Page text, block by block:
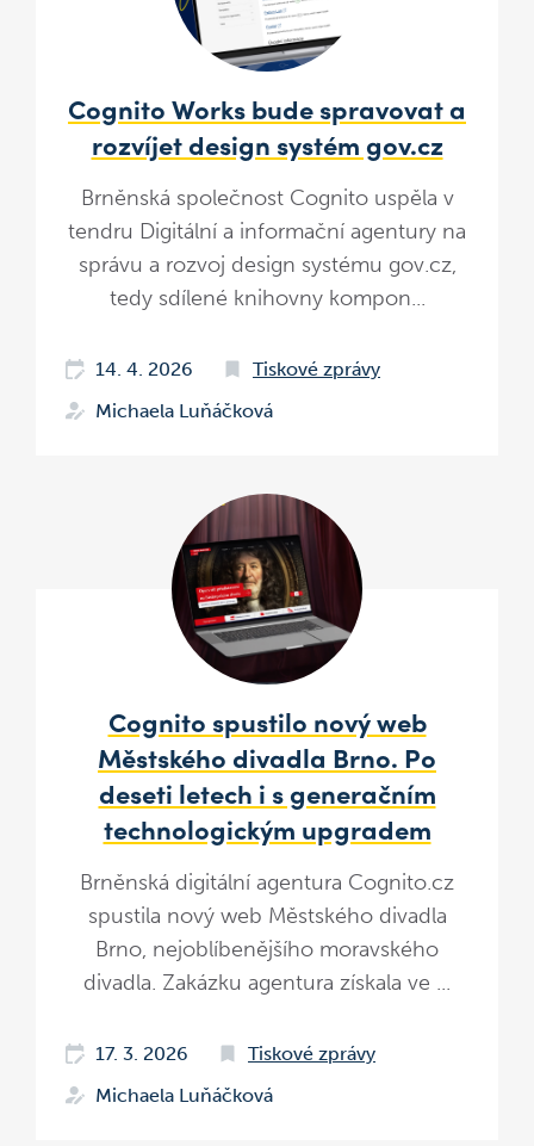
Cognito Works bude spravovat a
rozvíjet design systém gov.cz
Brněnská společnost Cognito uspěla v
tendru Digitální a informační agentury na
správu a rozvoj design systému gov.cz,
tedy sdílené knihovny kompon...
14. 4. 2026
Tiskové zprávy
Michaela Luňáčková
Cognito spustilo nový web
Městského divadla Brno. Po
deseti letech i s generačním
technologickým upgradem
Brněnská digitální agentura Cognito.cz
spustila nový web Městského divadla
Brno, nejoblíbenějšího moravského
divadla. Zakázku agentura získala ve ...
17. 3. 2026
Tiskové zprávy
Michaela Luňáčková